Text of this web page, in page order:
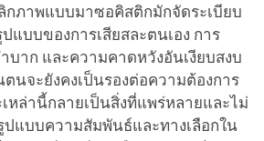
ภาพแบบมาซอคิสติกมักจัดระเบียบ
แบบของการเสียสละตนเอง การ
าก และความคาดหวังอันเงียบสงบ
นจะยังคงเป็นรองต่อความต้องการ
หล่านี้กลายเป็นสิ่งที่แพร่หลายและไม่
แบบความสัมพันธ์และทางเลือกใน